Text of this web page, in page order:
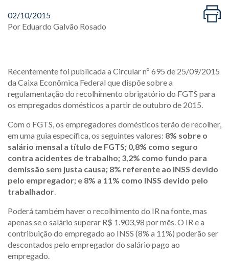
02/10/2015
Por Eduardo Galvão Rosado
Recentemente foi publicada a Circular nº 695 de 25/09/2015
da Caixa Econômica Federal que dispõe sobre a
regulamentação do recolhimento obrigatório do FGTS para
os empregados domésticos a partir de outubro de 2015.
Com o FGTS, os empregadores domésticos terão de recolher,
em uma guia específica, os seguintes valores: 8% sobre o
salário mensal a título de FGTS; 0,8% como seguro
contra acidentes de trabalho; 3,2% como fundo para
demissão sem justa causa; 8% referente ao INSS devido
pelo empregador; e 8% a 11% como INSS devido pelo
trabalhador.
Poderá também haver o recolhimento do IR na fonte, mas
apenas se o salário superar R$ 1.903,98 por mês. O IR e a
contribuição do empregado ao INSS (8% a 11%) poderão ser
descontados pelo empregador do salário pago ao
empregado.